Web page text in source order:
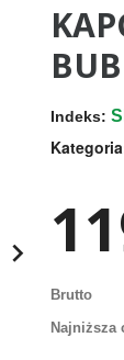

Indeks:
Brutto
Najniższa